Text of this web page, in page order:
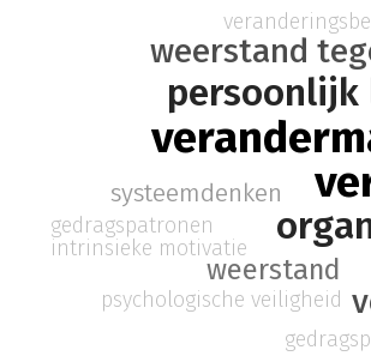
persoonlijk
weerstand
weerstand
systeemdenken
psychologische veiligheid
intrinsieke motivatie
gedragspatronen